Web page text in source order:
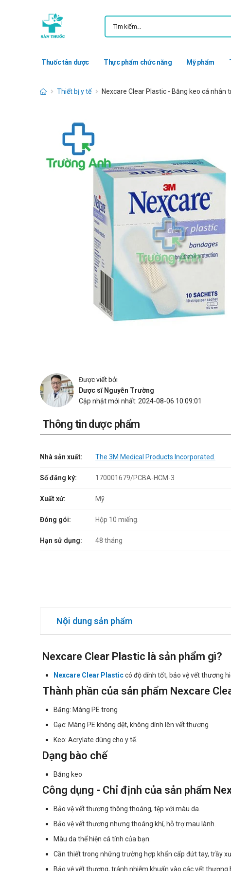
Thuốc tân dược Thực phẩm chức năng Mỹ phẩm
Thiết bị y tế Nexcare Clear Plastic - Băng keo cá nhân
Được viết bởi
Dược sĩ Nguyễn Trường
Cập nhật mới nhất: 2024-08-06 10:09:01
Thông tin dược phẩm
Nhà sản xuất: The 3M Medical Products Incorporated.
Số đăng ký: 170001679/PCBA-HCM-3
Xuất xứ: Mỹ
Đóng gói: Hộp 10 miếng.
Hạn sử dụng: 48 tháng
Nội dung sản phẩm
Nexcare Clear Plastic là sản phẩm gì?
Nexcare Clear Plasticcó độ dính tốt, bảo vệ vết thương
Thành phần của sản phẩm Nexcare
Băng: Màng PE trong
Gạc: Màng PE không dệt, không dính lên vết thương
Keo: Acrylate dùng cho y tế.
Dạng bào chế
Băng keo
Công dụng - Chỉ định của sản phẩm
Bảo vệ vết thương thông thoáng, tệp với màu da.
Bảo vệ vết thương nhưng thoáng khí, hỗ trợ mau lành.
Màu da thể hiện cá tính của bạn.
Cần thiết trong những trường hợp khẩn cấp đứt tay, trầy
Bảo vệ vết thương, tránh nhiễm khuẩn vào các vết thương